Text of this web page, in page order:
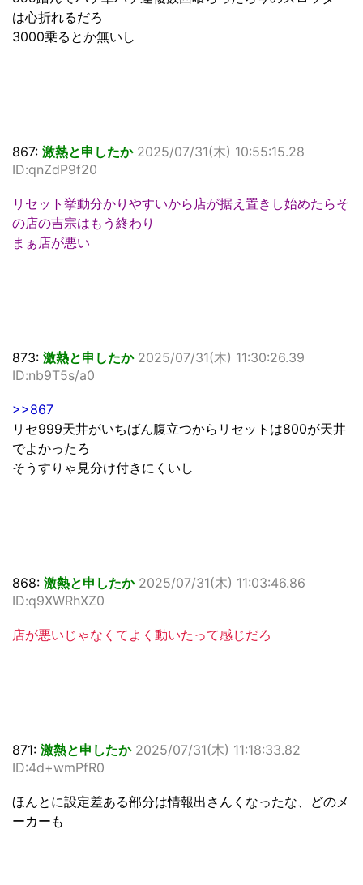
は心折れるだろ
3000乗るとか無いし
867: 激熱と申したか 2025/07/31(木) 10:55:15.28
ID:qnZdP9f20
リセット挙動分かりやすいから店が据え置きし始めたらそ
の店の吉宗はもう終わり
まぁ店が悪い
873: 激熱と申したか 2025/07/31(木) 11:30:26.39
ID:nb9T5s/a0
>>867
リセ999天井がいちばん腹立つからリセットは800が天井
でよかったろ
そうすりゃ見分け付きにくいし
868: 激熱と申したか 2025/07/31(木) 11:03:46.86
ID:q9XWRhXZ0
店が悪いじゃなくてよく動いたって感じだろ
871: 激熱と申したか 2025/07/31(木) 11:18:33.82
ID:4d+wmPfR0
ほんとに設定差ある部分は情報出さんくなったな、どのメ
ーカーも